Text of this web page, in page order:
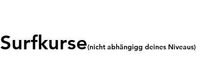
Surfkurse(nicht abhängigg deines Niveaus)